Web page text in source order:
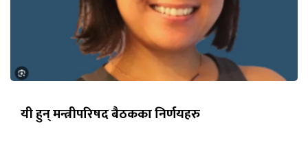
यी हुन् मन्त्रीपरिषद बैठकका निर्णयहरु